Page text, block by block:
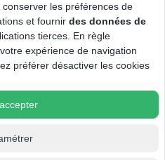
les préférences de
et fournir des données de
tierces. En règle
expérience de navigation
préférer désactiver les cookies
interchangeable /
/ Aspirateur robot / Animalerie /
Lave-vaisselle posable
/ Cave à vin multifonction